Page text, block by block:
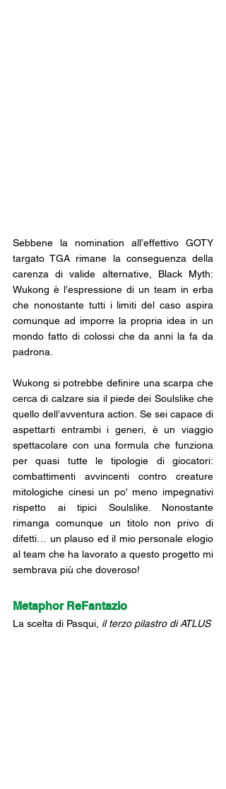
Sebbene la nomination all’effettivo GOTY
targato TGA rimane la conseguenza della
carenza di valide alternative, Black Myth:
Wukong è l’espressione di un team in erba
che nonostante tutti i limiti del caso aspira
comunque ad imporre la propria idea in un
mondo fatto di colossi che da anni la fa da
padrona.
Wukong si potrebbe definire una scarpa che
cerca di calzare sia il piede dei Soulslike che
quello dell’avventura action. Se sei capace di
aspettarti entrambi i generi, è un viaggio
spettacolare con una formula che funziona
per quasi tutte le tipologie di giocatori:
combattimenti avvincenti contro creature
mitologiche cinesi un po' meno impegnativi
rispetto ai tipici Soulslike. Nonostante
rimanga comunque un titolo non privo di
difetti… un plauso ed il mio personale elogio
al team che ha lavorato a questo progetto mi
sembrava più che doveroso!
Metaphor ReFantazio
La scelta di Pasqui, il terzo pilastro di ATLUS